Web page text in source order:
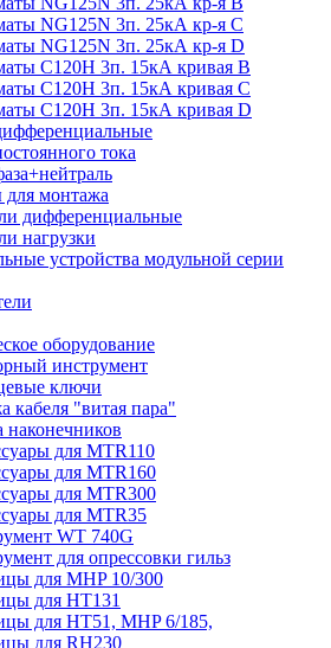
NG125N 3п. 25кА кр-я C
NG125N 3п. 25кА кр-я D
С120Н 3п. 15кА кривая B
С120Н 3п. 15кА кривая C
С120Н 3п. 15кА кривая D
тока
для монтажа
дифференциальные
нагрузки
устройства модульной серии
оборудование
инструмент
ключи
кабеля "витая пара"
для MTR110
для MTR160
для MTR300
для MTR35
WT 740G
для опрессовки гильз
для MHP 10/300
для НТ131
для НТ51, MHP 6/185,
для RH230